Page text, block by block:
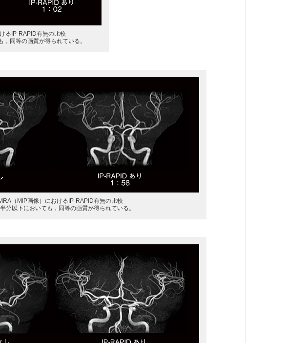
るIP-RAPID有無の比較
同等の画質が得られている。
（MIP画像）におけるIP-RAPID有無の比較
分以下においても，同等の画質が得られている。